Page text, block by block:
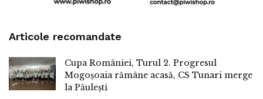
Articole recomandate
Cupa României, Turul 2. Progresul
Mogoșoaia rămâne acasă, CS Tunari merge
la Păulești